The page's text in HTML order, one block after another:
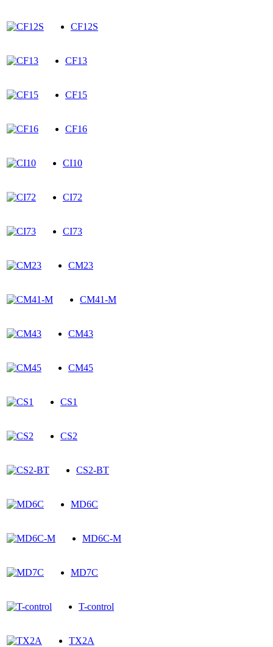
CF12S
CF13
CF15
CF16
CI10
CI72
CI73
CM23
CM41-M
CM43
CM45
CS1
CS2
CS2-BT
MD6C
MD6C-M
MD7C
T-control
TX2A